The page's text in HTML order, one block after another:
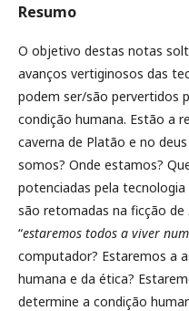
Resumo
O objetivo destas notas
avanços vertiginosos das
podem ser/são pervertidos
condição humana. Estão a
caverna de Platão e no
somos? Onde estamos?
potenciadas pela
são retomadas na ficção de
“estaremos todos a viver
computador? Estaremos a
humana e da ética?
determine a condição